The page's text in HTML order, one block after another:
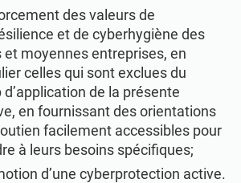
des valeurs de
et de cyberhygiène des
et moyennes entreprises, en
celles qui sont exclues du
de la présente
en fournissant des orientations
facilement accessibles pour
à leurs besoins spécifiques;
d’une cyberprotection active.